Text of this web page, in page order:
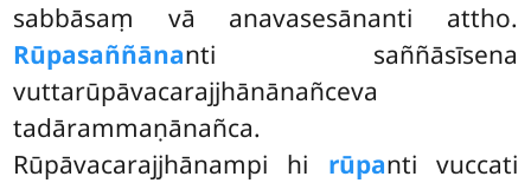
sabbāsaṃ vā anavasesānanti attho.
Rūpasaññānanti saññāsīsena
vuttarūpāvacarajjhānānañceva
tadārammaṇānañca.
Rūpāvacarajjhānampi hi rūpanti vuccati